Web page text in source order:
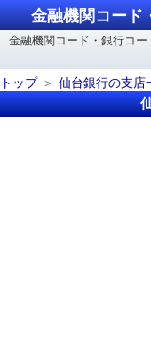
金融機関コード
金融機関コード・銀行コ
トップ
仙台銀行の支店